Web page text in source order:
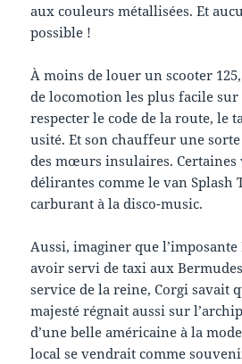
aux couleurs métallisées. Et
possible !
À moins de louer un scooter
de locomotion les plus facile
respecter le code de la route, le
usité. Et son chauffeur une
des mœurs insulaires.
délirantes comme le van Splash
carburant à la disco-music.
Aussi, imaginer que
avoir servi de taxi aux
service de la reine, Corgi savait
majesté régnait aussi sur
d’une belle américaine à la
local se vendrait comme